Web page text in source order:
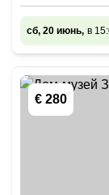
сб, 20 июнь, в
€ 280